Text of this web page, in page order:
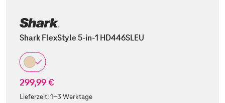
Shark FlexStyle 5-in-1 HD446SLEU
299,99 €
Lieferzeit:1-3 Werktage